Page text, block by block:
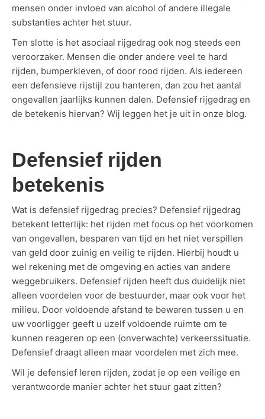
mensen onder invloed van alcohol of andere illegale
substanties achter het stuur.
Ten slotte is het asociaal rijgedrag ook nog steeds een
veroorzaker. Mensen die onder andere veel te hard
rijden, bumperkleven, of door rood rijden. Als iedereen
een defensieve rijstijl zou hanteren, dan zou het aantal
ongevallen jaarlijks kunnen dalen. Defensief rijgedrag en
de betekenis hiervan? Wij leggen het je uit in onze blog.
Defensief rijden
betekenis
Wat is defensief rijgedrag precies? Defensief rijgedrag
betekent letterlijk: het rijden met focus op het voorkomen
van ongevallen, besparen van tijd en het niet verspillen
van geld door zuinig en veilig te rijden. Hierbij houdt u
wel rekening met de omgeving en acties van andere
weggebruikers. Defensief rijden heeft dus duidelijk niet
alleen voordelen voor de bestuurder, maar ook voor het
milieu. Door voldoende afstand te bewaren tussen u en
uw voorligger geeft u uzelf voldoende ruimte om te
kunnen reageren op een (onverwachte) verkeerssituatie.
Defensief draagt alleen maar voordelen met zich mee.
Wil je defensief leren rijden, zodat je op een veilige en
verantwoorde manier achter het stuur gaat zitten?